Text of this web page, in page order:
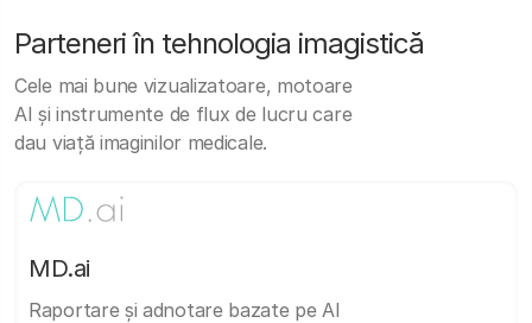
Parteneri în tehnologia imagistică
Cele mai bune vizualizatoare, motoare
AI și instrumente de flux de lucru care
dau viață imaginilor medicale.
MD.ai
Raportare și adnotare bazate pe AI